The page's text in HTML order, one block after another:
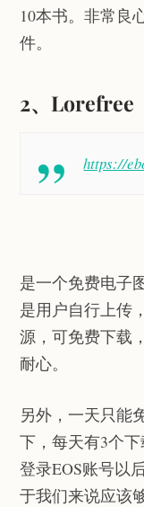
10本书。非常良
件。
2、Lorefree
https://
是一个免费电子
是用户自行上传
源，可免费下载
耐心。
另外，一天只能
下，每天有3个
登录EOS账号以
于我们来说应该